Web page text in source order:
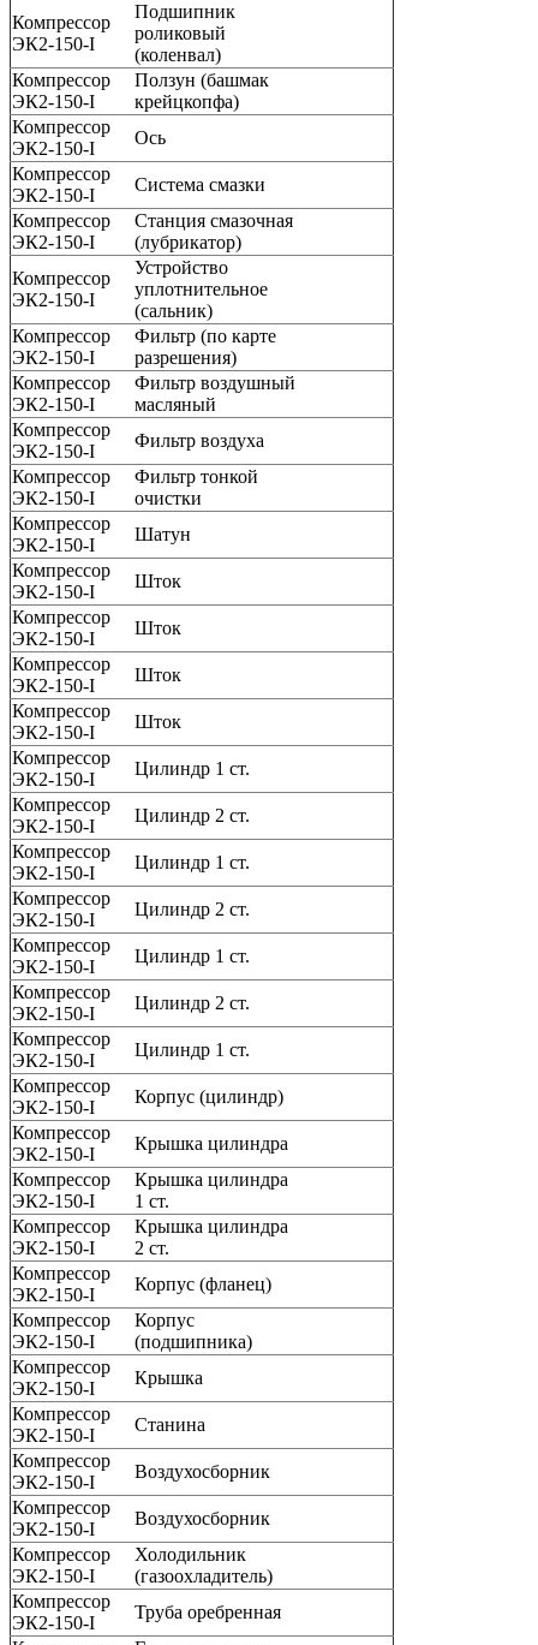
Компрессор
ЭК2-150-I
Подшипник
роликовый
(коленвал)
Компрессор
ЭК2-150-I
Ползун (башмак
крейцкопфа)
Компрессор
ЭК2-150-I
Ось
Компрессор
ЭК2-150-I
Система смазки
Компрессор
ЭК2-150-I
Станция смазочная
(лубрикатор)
Компрессор
ЭК2-150-I
Устройство
уплотнительное
(сальник)
Компрессор
ЭК2-150-I
Фильтр (по карте
разрешения)
Компрессор
ЭК2-150-I
Фильтр воздушный
масляный
Компрессор
ЭК2-150-I
Фильтр воздуха
Компрессор
ЭК2-150-I
Фильтр тонкой
очистки
Компрессор
ЭК2-150-I
Шатун
Компрессор
ЭК2-150-I
Шток
Компрессор
ЭК2-150-I
Шток
Компрессор
ЭК2-150-I
Шток
Компрессор
ЭК2-150-I
Шток
Компрессор
ЭК2-150-I
Цилиндр 1 ст.
Компрессор
ЭК2-150-I
Цилиндр 2 ст.
Компрессор
ЭК2-150-I
Цилиндр 1 ст.
Компрессор
ЭК2-150-I
Цилиндр 2 ст.
Компрессор
ЭК2-150-I
Цилиндр 1 ст.
Компрессор
ЭК2-150-I
Цилиндр 2 ст.
Компрессор
ЭК2-150-I
Цилиндр 1 ст.
Компрессор
ЭК2-150-I
Корпус (цилиндр)
Компрессор
ЭК2-150-I
Крышка цилиндра
Компрессор
ЭК2-150-I
Крышка цилиндра
1 ст.
Компрессор
ЭК2-150-I
Крышка цилиндра
2 ст.
Компрессор
ЭК2-150-I
Корпус (фланец)
Компрессор
ЭК2-150-I
Корпус
(подшипника)
Компрессор
ЭК2-150-I
Крышка
Компрессор
ЭК2-150-I
Станина
Компрессор
ЭК2-150-I
Воздухосборник
Компрессор
ЭК2-150-I
Воздухосборник
Компрессор
ЭК2-150-I
Холодильник
(газоохладитель)
Компрессор
ЭК2-150-I
Труба оребренная